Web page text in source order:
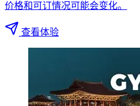
价格和可订情况可能会变化。
查看体验